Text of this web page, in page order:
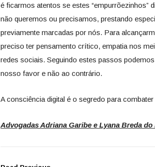
é ficarmos atentos se estes “empurrõezinhos”
não queremos ou precisamos, prestando
previamente marcadas por nós. Para
preciso ter pensamento crítico, empatia nos
redes sociais. Seguindo estes passos
nosso favor e não ao contrário.
A consciência digital é o segredo para
Advogadas Adriana Garibe e Lyana Breda